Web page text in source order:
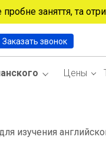
заняття, та
Заказать звонок
Цены
изучения